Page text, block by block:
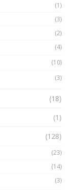
| Phổ cập
(1)
(3)
(2)
(4)
(10)
(3)
(18)
(1)
(128)
(23)
(14)
(3)